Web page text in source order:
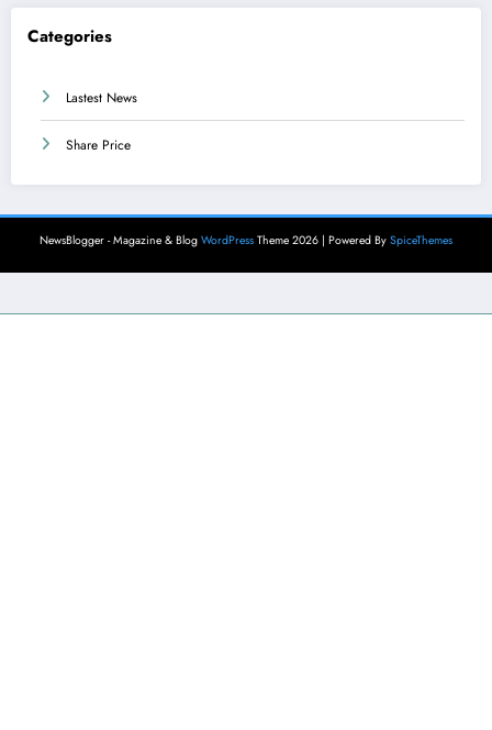
Categories
Lastest News
Share Price
NewsBlogger - Magazine & Blog WordPress Theme 2026 | Powered By SpiceThemes